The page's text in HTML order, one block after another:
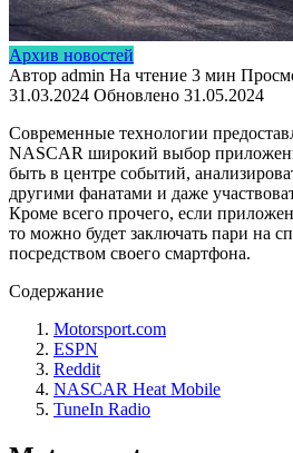
Архив новостей
Автор admin На чтение 3 мин
31.03.2024 Обновлено 31.05.2024
Современные технологии
NASCAR широкий выбор
быть в центре событий,
другими фанатами и даже
Кроме всего прочего, если
то можно будет заключать пари на
посредством своего смартфона.
Содержание
Motorsport.com
ESPN
Reddit
NASCAR Heat Mobile
TuneIn Radio